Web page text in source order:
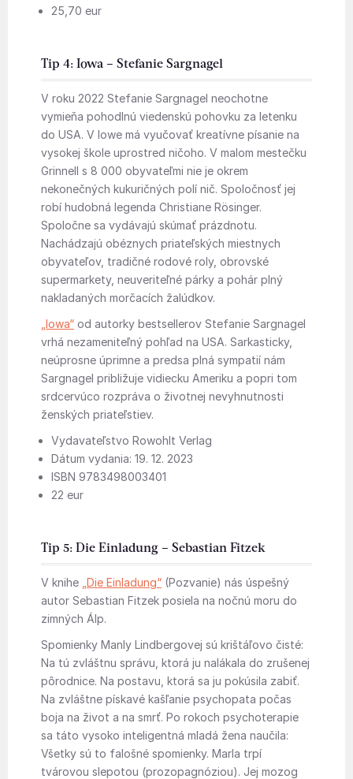
25,70 eur
Tip 4: Iowa – Stefanie Sargnagel
V roku 2022 Stefanie Sargnagel neochotne
vymieňa pohodlnú viedenskú pohovku za letenku
do USA. V Iowe má vyučovať kreatívne písanie na
vysokej škole uprostred ničoho. V malom mestečku
Grinnell s 8 000 obyvateľmi nie je okrem
nekonečných kukuričných polí nič. Spoločnosť jej
robí hudobná legenda Christiane Rösinger.
Spoločne sa vydávajú skúmať prázdnotu.
Nachádzajú obéznych priateľských miestnych
obyvateľov, tradičné rodové roly, obrovské
supermarkety, neuveriteľné párky a pohár plný
nakladaných morčacích žalúdkov.
„Iowa“ od autorky bestsellerov Stefanie Sargnagel
vrhá nezameniteľný pohľad na USA. Sarkasticky,
neúprosne úprimne a predsa plná sympatií nám
Sargnagel približuje vidiecku Ameriku a popri tom
srdcervúco rozpráva o životnej nevyhnutnosti
ženských priateľstiev.
Vydavateľstvo Rowohlt Verlag
Dátum vydania: 19. 12. 2023
ISBN 9783498003401
22 eur
Tip 5: Die Einladung – Sebastian Fitzek
V knihe „Die Einladung“ (Pozvanie) nás úspešný
autor Sebastian Fitzek posiela na nočnú moru do
zimných Álp.
Spomienky Manly Lindbergovej sú krištáľovo čisté:
Na tú zvláštnu správu, ktorá ju nalákala do zrušenej
pôrodnice. Na postavu, ktorá sa ju pokúsila zabiť.
Na zvláštne pískavé kašľanie psychopata počas
boja na život a na smrť. Po rokoch psychoterapie
sa táto vysoko inteligentná mladá žena naučila:
Všetky sú to falošné spomienky. Marla trpí
tvárovou slepotou (prozopagnóziou). Jej mozog